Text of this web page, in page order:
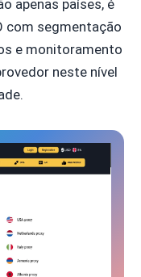
apenas países, é
com segmentação
e monitoramento
neste nível